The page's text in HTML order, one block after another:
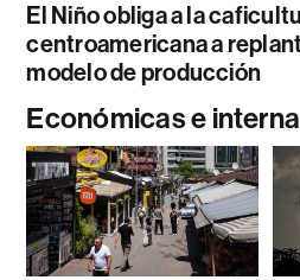
El Niño obliga a la
centroamericana a
modelo de producción
Económicas e